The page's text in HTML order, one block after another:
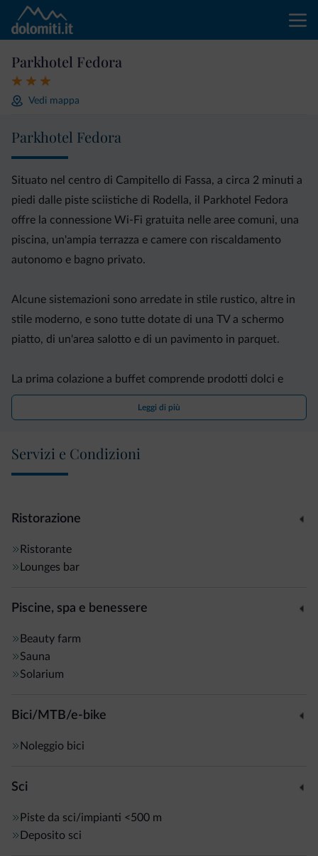
Parkhotel Fedora
Vedi mappa
Parkhotel Fedora
Situato nel centro di Campitello di Fassa, a circa 2 minuti a
piedi dalle piste sciistiche di Rodella, il Parkhotel Fedora
offre la connessione Wi-Fi gratuita nelle aree comuni, una
piscina, un'ampia terrazza e camere con riscaldamento
autonomo e bagno privato.
Alcune sistemazioni sono arredate in stile rustico, altre in
stile moderno, e sono tutte dotate di una TV a schermo
piatto, di un'area salotto e di un pavimento in parquet.
La prima colazione a buffet comprende prodotti dolci e
salati. Il ristorante del Fedora, aperto a pranzo e a cena, è
specializzato in piatti locali.
Per i vostri momenti di relax, potrete usufruire della piscina
coperta o della sauna dell'albergo, che ospita anche un
Leggi di più
Servizi e Condizioni
Ristorazione
Ristorante
Lounges bar
Piscine, spa e benessere
Beauty farm
Sauna
Solarium
Bici/MTB/e-bike
Noleggio bici
Sci
Piste da sci/impianti <500 m
Deposito sci